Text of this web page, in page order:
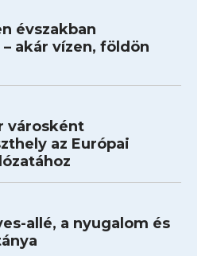
évszakban
akár vízen, földön
városként
az Európai
allé, a nyugalom és